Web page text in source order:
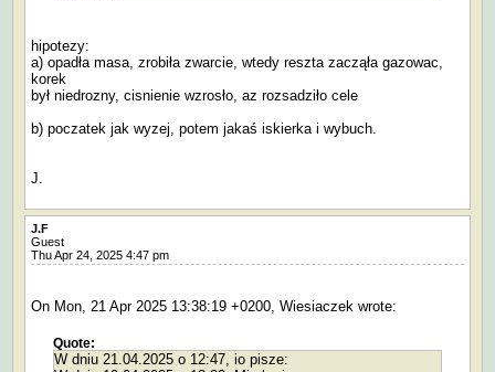
hipotezy:
a) opadła masa, zrobiła zwarcie, wtedy reszta zacząła gazowac,
korek
był niedrozny, cisnienie wzrosło, az rozsadziło cele
b) poczatek jak wyzej, potem jakaś iskierka i wybuch.
J.
J.F
Guest
Thu Apr 24, 2025 4:47 pm
On Mon, 21 Apr 2025 13:38:19 +0200, Wiesiaczek wrote:
Quote:
W dniu 21.04.2025 o 12:47, io pisze: